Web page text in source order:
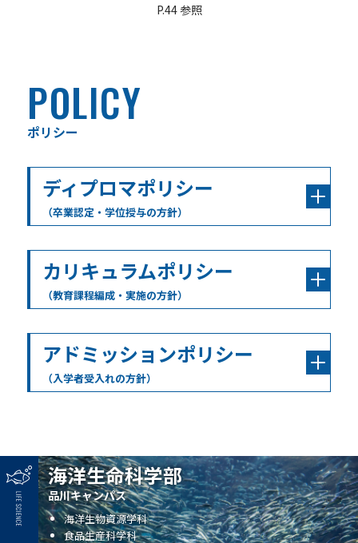
P.44 参照
POLICY
ポリシー
ディプロマポリシー
（卒業認定・学位授与の方針）
カリキュラムポリシー
（教育課程編成・実施の方針）
アドミッションポリシー
（入学者受入れの方針）
海洋生命科学部
品川キャンパス
海洋生物資源学科
食品生産科学科